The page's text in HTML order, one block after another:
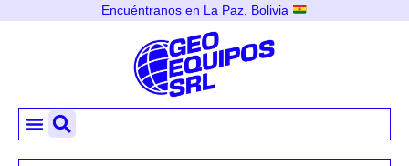
Encuéntranos en La Paz, Bolivia